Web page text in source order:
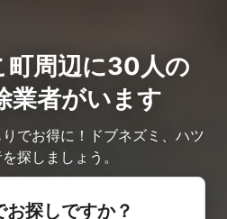
町周辺に30人の
業者がいます
でお得に！ドブネズミ、ハツ
探しましょう。
お探しですか？